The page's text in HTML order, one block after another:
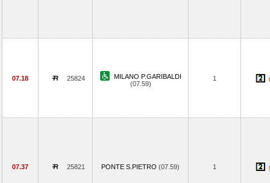
07.18 25824
MILANO P.GARIBALDI
(07.59)
1
07.37 25821 PONTE S.PIETRO (07.59) 1